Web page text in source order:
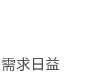
求日益